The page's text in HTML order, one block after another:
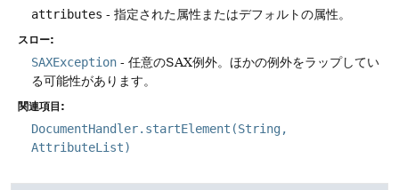
attributes - 指定された属性またはデフォルトの属性。
スロー:
SAXException - 任意のSAX例外。ほかの例外をラップしてい
る可能性があります。
関連項目:
DocumentHandler.startElement(String,
AttributeList)